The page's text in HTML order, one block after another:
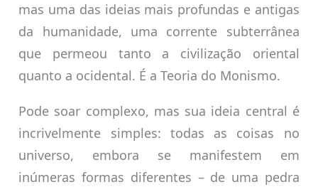
mas uma das ideias mais profundas e antigas
da humanidade, uma corrente subterrânea
que permeou tanto a civilização oriental
quanto a ocidental. É a Teoria do Monismo.
Pode soar complexo, mas sua ideia central é
incrivelmente simples: todas as coisas no
universo, embora se manifestem em
inúmeras formas diferentes – de uma pedra